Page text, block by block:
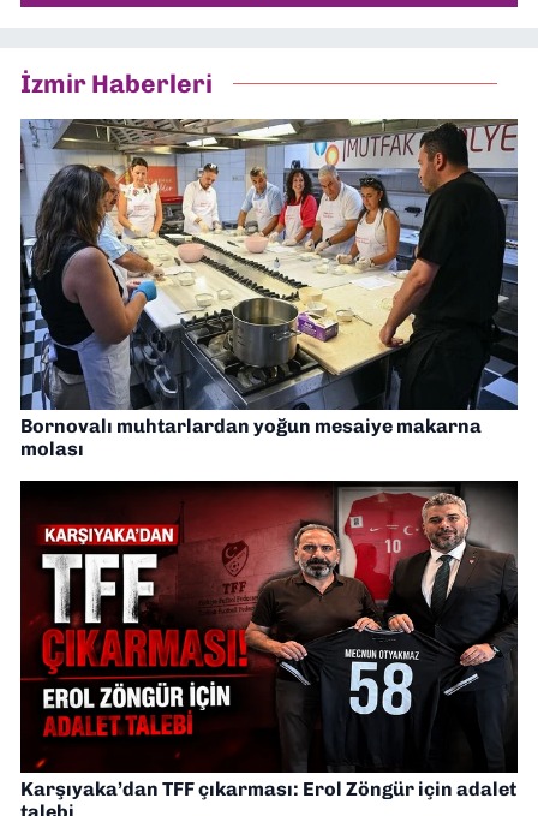
İzmir Haberleri
Bornovalı muhtarlardan yoğun mesaiye makarna
molası
Karşıyaka’dan TFF çıkarması: Erol Zöngür için adalet